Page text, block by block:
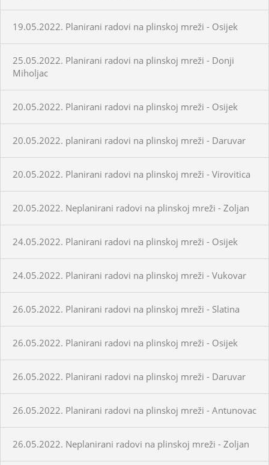
19.05.2022. Planirani radovi na plinskoj mreži - Osijek
25.05.2022. Planirani radovi na plinskoj mreži - Donji
Miholjac
20.05.2022. Planirani radovi na plinskoj mreži - Osijek
20.05.2022. planirani radovi na plinskoj mreži - Daruvar
20.05.2022. Planirani radovi na plinskoj mreži - Virovitica
20.05.2022. Neplanirani radovi na plinskoj mreži - Zoljan
24.05.2022. Planirani radovi na plinskoj mreži - Osijek
24.05.2022. Planirani radovi na plinskoj mreži - Vukovar
26.05.2022. Planirani radovi na plinskoj mreži - Slatina
26.05.2022. Planirani radovi na plinskoj mreži - Osijek
26.05.2022. Planirani radovi na plinskoj mreži - Daruvar
26.05.2022. Planirani radovi na plinskoj mreži - Antunovac
26.05.2022. Neplanirani radovi na plinskoj mreži - Zoljan